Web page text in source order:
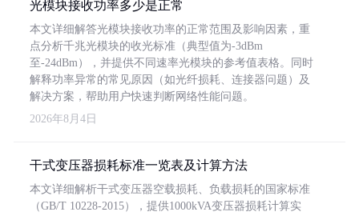
光模块接收功率多少是正常
本文详细解答光模块接收功率的正常范围及影响因素，重
点分析千兆光模块的收光标准（典型值为-3dBm
至-24dBm），并提供不同速率光模块的参考值表格。同时
解释功率异常的常见原因（如光纤损耗、连接器问题）及
解决方案，帮助用户快速判断网络性能问题。
2026年8月4日
干式变压器损耗标准一览表及计算方法
本文详细解析干式变压器空载损耗、负载损耗的国家标准
（GB/T 10228-2015），提供1000kVA变压器损耗计算实